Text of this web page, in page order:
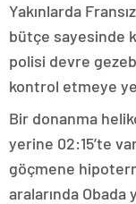
Yakınlarda
bütçe sayesinde
polisi devre
kontrol etmeye
Bir donanma
yerine 02:15’te
göçmene
aralarında Obada